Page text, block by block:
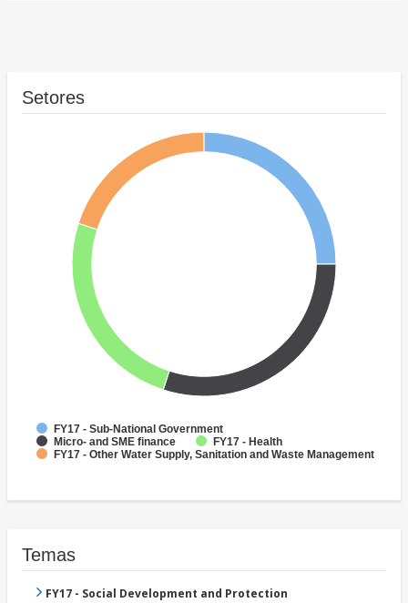
Setores
FY17 - Sub-National Government
Micro- and SME finance
FY17 - Health
FY17 - Other Water Supply, Sanitation and Waste Management
Temas
FY17 - Social Development and Protection